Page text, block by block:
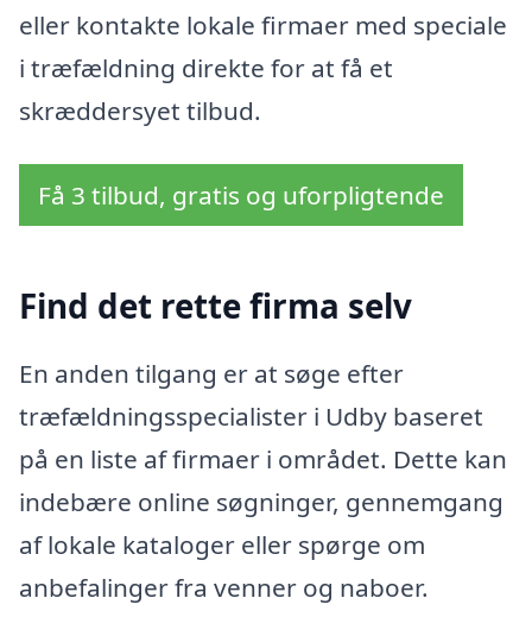
eller kontakte lokale firmaer med speciale
i træfældning direkte for at få et
skræddersyet tilbud.
Få 3 tilbud, gratis og uforpligtende
Find det rette firma selv
En anden tilgang er at søge efter
træfældningsspecialister i Udby baseret
på en liste af firmaer i området. Dette kan
indebære online søgninger, gennemgang
af lokale kataloger eller spørge om
anbefalinger fra venner og naboer.